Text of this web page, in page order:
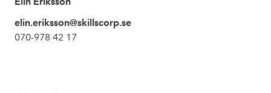
elin.eriksson@skillscorp.se
070-978 42 17